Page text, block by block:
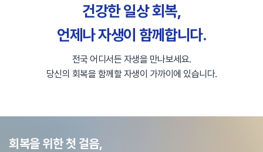
건강한 일상 회복,
언제나 자생이 함께합니다.
전국 어디서든 자생을 만나보세요.
당신의 회복을 함께할 자생이 가까이에 있습니다.
회복을 위한 첫 걸음,